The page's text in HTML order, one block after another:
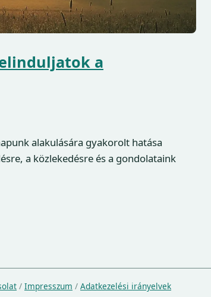
a
alakulására gyakorolt hatása
a közlekedésre és a gondolataink
/ Impresszum / Adatkezelési irányelvek